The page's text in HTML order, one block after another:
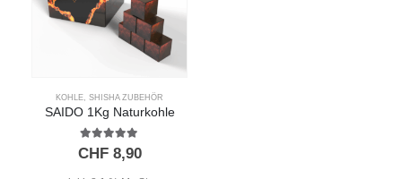
KOHLE, SHISHA ZUBEHÖR
SAIDO 1Kg Naturkohle
5.00out of 5
CHF8,90